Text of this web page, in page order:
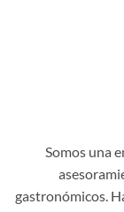
Somos una
gastronómicos.